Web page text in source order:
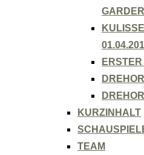
KURZINHALT
TEAM